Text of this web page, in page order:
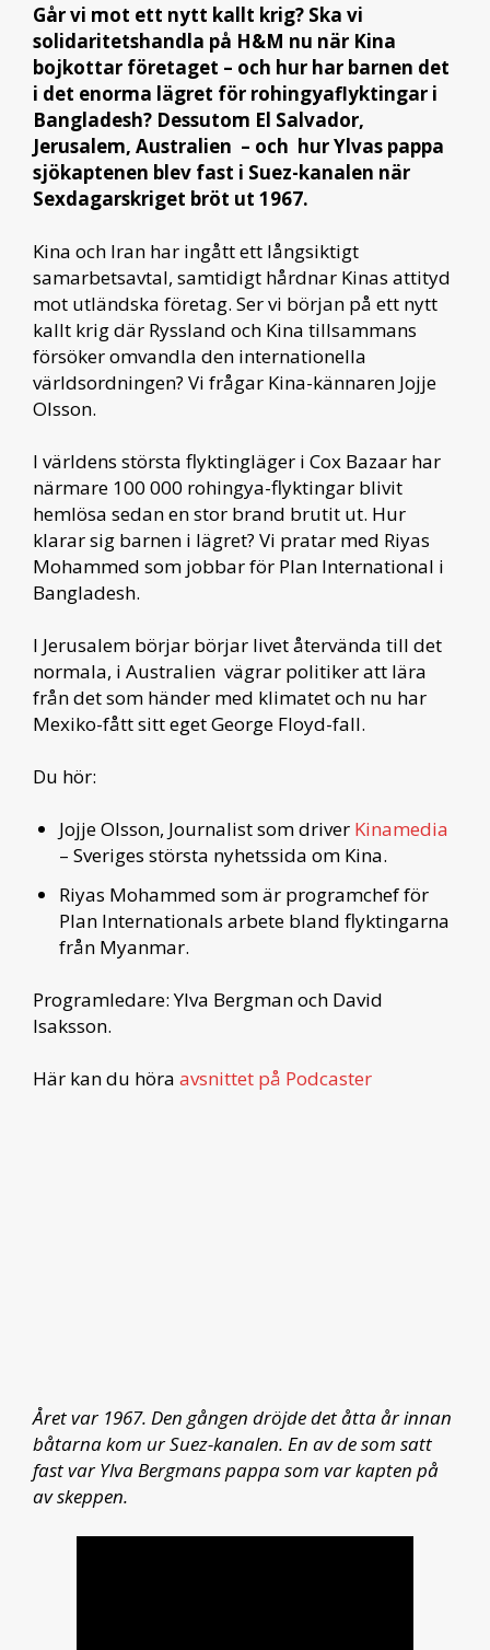
Går vi mot ett nytt kallt krig? Ska vi
solidaritetshandla på H&M nu när Kina
bojkottar företaget – och hur har barnen det
i det enorma lägret för rohingyaflyktingar i
Bangladesh? Dessutom El Salvador,
Jerusalem, Australien – och hur Ylvas pappa
sjökaptenen blev fast i Suez-kanalen när
Sexdagarskriget bröt ut 1967.
Kina och Iran har ingått ett långsiktigt
samarbetsavtal, samtidigt hårdnar Kinas attityd
mot utländska företag. Ser vi början på ett nytt
kallt krig där Ryssland och Kina tillsammans
försöker omvandla den internationella
världsordningen? Vi frågar Kina-kännaren Jojje
Olsson.
I världens största flyktingläger i Cox Bazaar har
närmare 100 000 rohingya-flyktingar blivit
hemlösa sedan en stor brand brutit ut. Hur
klarar sig barnen i lägret? Vi pratar med Riyas
Mohammed som jobbar för Plan International i
Bangladesh.
I Jerusalem börjar börjar livet återvända till det
normala, i Australien vägrar politiker att lära
från det som händer med klimatet och nu har
Mexiko-fått sitt eget George Floyd-fall.
Du hör:
Jojje Olsson, Journalist som driver Kinamedia
– Sveriges största nyhetssida om Kina.
Riyas Mohammed som är programchef för
Plan Internationals arbete bland flyktingarna
från Myanmar.
Programledare: Ylva Bergman och David
Isaksson.
Här kan du höra avsnittet på Podcaster
Året var 1967. Den gången dröjde det åtta år innan
båtarna kom ur Suez-kanalen. En av de som satt
fast var Ylva Bergmans pappa som var kapten på
av skeppen.